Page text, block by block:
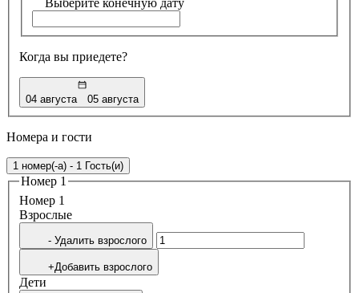
Когда вы приедете?
04 августа 05 августа
Номера и гости
1 номер(-а) - 1 Гость(и)
Номер 1
Номер 1
Bзрослые
- Удалить взрослого
+Добавить взрослого
Дети